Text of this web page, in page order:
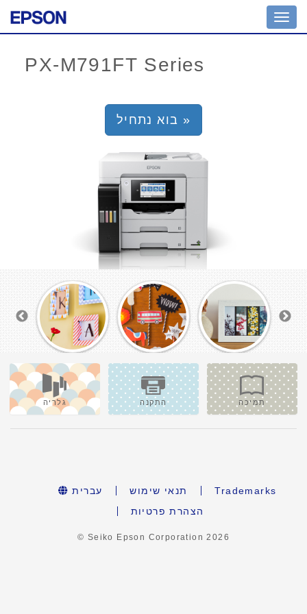
בוא נתחיל »
גלריה התקנה תמיכה
עברית תנאי שימוש
Trademarks
הצהרת פרטיות
© Seiko Epson Corporation2026